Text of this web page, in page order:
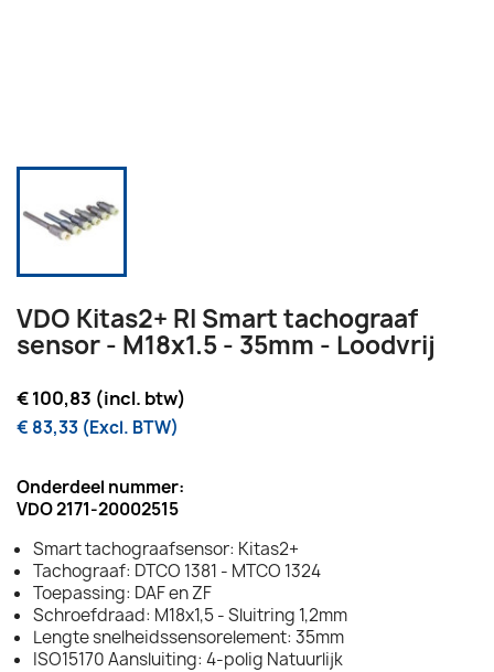
VDO Kitas2+ RI Smart tachograaf
sensor - M18x1.5 - 35mm - Loodvrij
€ 100,83 (incl. btw)
€ 83,33 (Excl. BTW)
Onderdeel nummer:
VDO 2171-20002515
Smart tachograafsensor: Kitas2+
Tachograaf: DTCO 1381 - MTCO 1324
Toepassing: DAF en ZF
Schroefdraad: M18x1,5 - Sluitring 1,2mm
Lengte snelheidssensorelement: 35mm
ISO15170 Aansluiting: 4-polig Natuurlijk